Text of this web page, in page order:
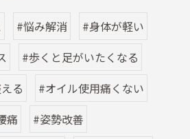
#悩み解消
#身体が軽い
#歩くと足がいたくなる
る
#オイル使用痛くない
痛
#姿勢改善